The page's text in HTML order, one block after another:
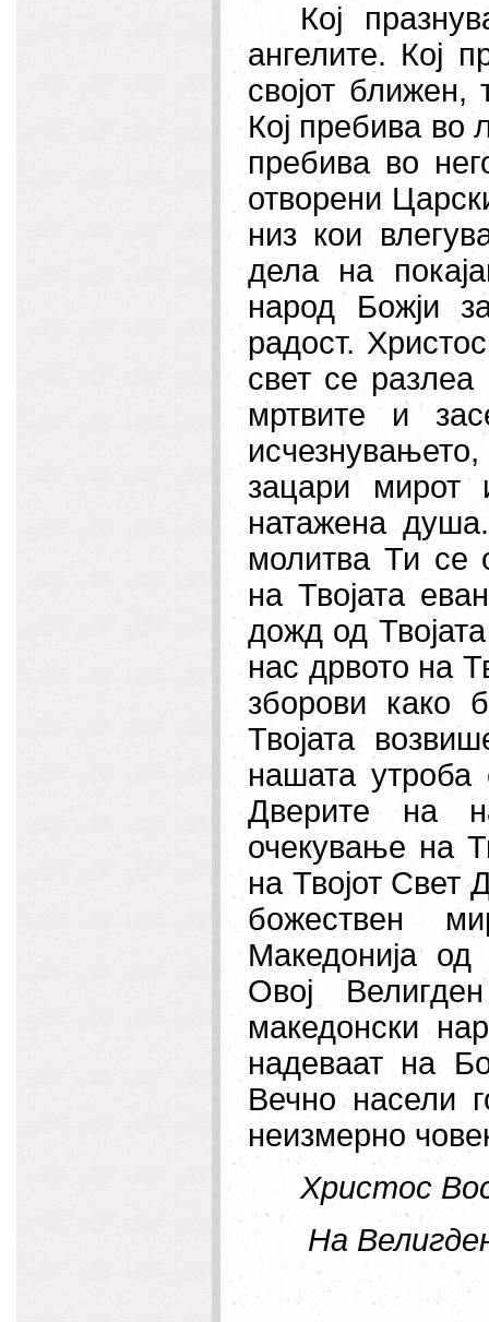
Кој
ангелите. Кој
својот ближен,
Кој пребива во
пребива во
отворени
низ кои
дела на
народ Божји
радост.
свет се разлеа
мртвите и
зацари мирот
натажена
молитва Ти се
на Твојата
дожд од
нас дрвото на
зборови како
Твојата
нашата утроба
Дверите на
очекување на
на Твојот Свет
божествен
Македонија од
Овој
македонски
надеваат на
Вечно насели
неизмерно
Христос
На